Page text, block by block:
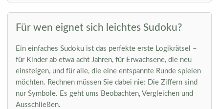
Für wen eignet sich leichtes Sudoku?
Ein einfaches Sudoku ist das perfekte erste Logikrätsel –
für Kinder ab etwa acht Jahren, für Erwachsene, die neu
einsteigen, und für alle, die eine entspannte Runde spielen
möchten. Rechnen müssen Sie dabei nie: Die Ziffern sind
nur Symbole. Es geht ums Beobachten, Vergleichen und
Ausschließen.